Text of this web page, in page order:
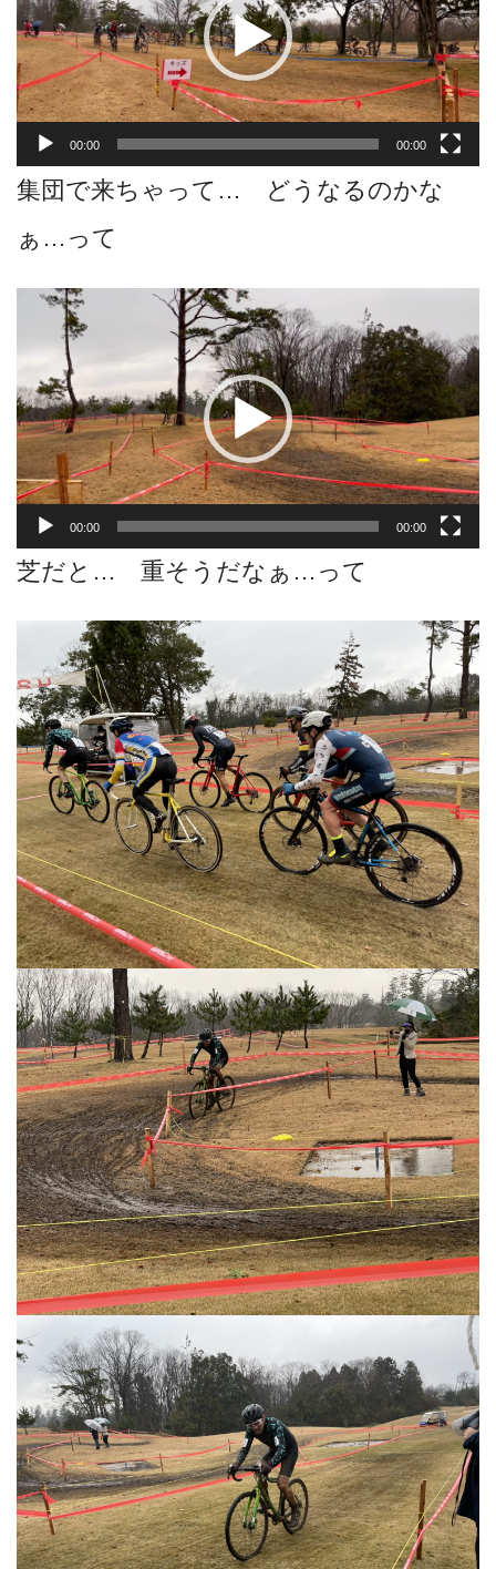
レ
ー
ヤ
ー
00:00 00:00
集団で来ちゃって… どうなるのかな
ぁ…って
レ
ー
ヤ
ー
00:00 00:00
芝だと… 重そうだなぁ…って